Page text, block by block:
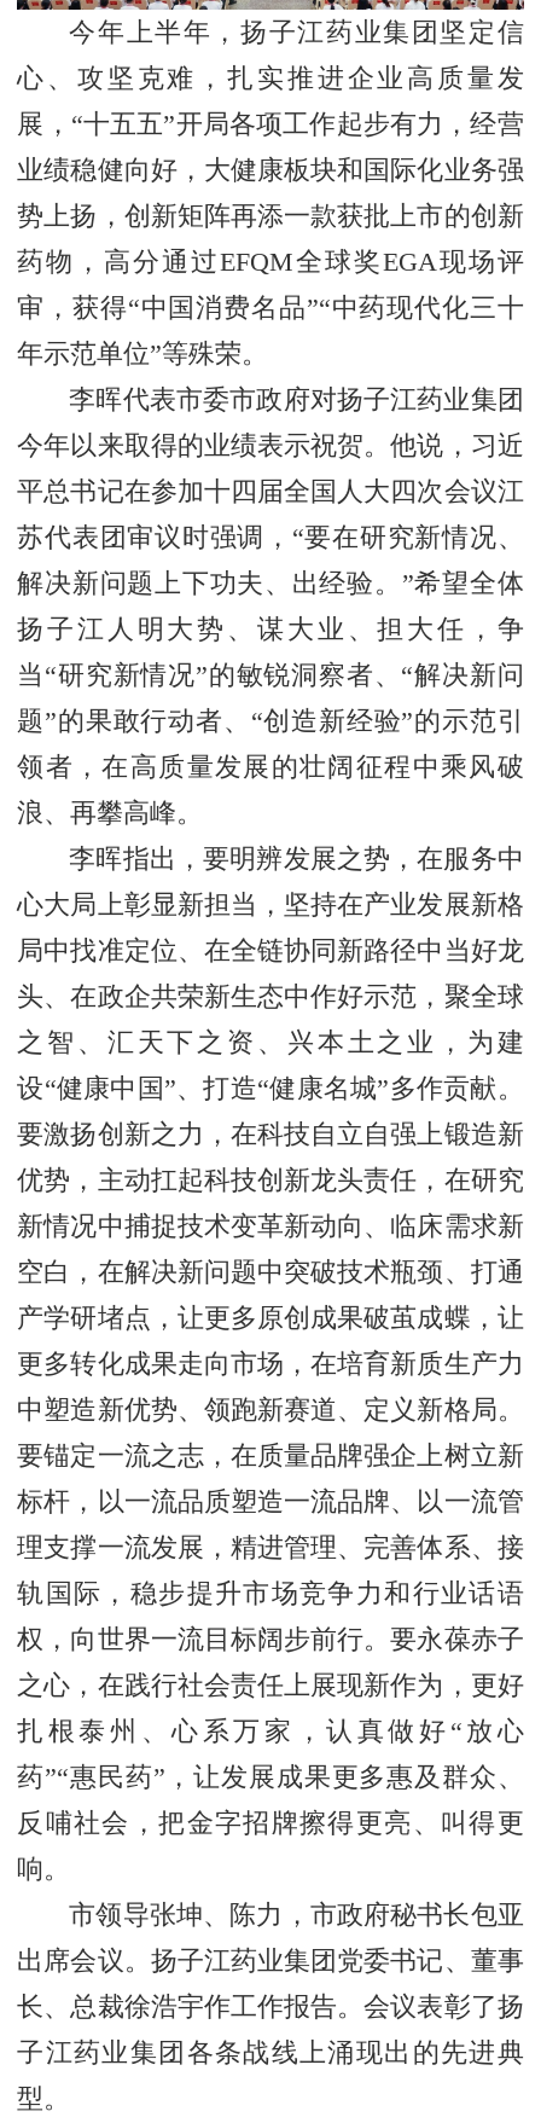
今年上半年，扬子江药业集团坚定信
心、攻坚克难，扎实推进企业高质量发
展，“十五五”开局各项工作起步有力，经营
业绩稳健向好，大健康板块和国际化业务强
势上扬，创新矩阵再添一款获批上市的创新
药物，高分通过EFQM全球奖EGA现场评
审，获得“中国消费名品”“中药现代化三十
年示范单位”等殊荣。
李晖代表市委市政府对扬子江药业集团
今年以来取得的业绩表示祝贺。他说，习近
平总书记在参加十四届全国人大四次会议江
苏代表团审议时强调，“要在研究新情况、
解决新问题上下功夫、出经验。”希望全体
扬子江人明大势、谋大业、担大任，争
当“研究新情况”的敏锐洞察者、“解决新问
题”的果敢行动者、“创造新经验”的示范引
领者，在高质量发展的壮阔征程中乘风破
浪、再攀高峰。
李晖指出，要明辨发展之势，在服务中
心大局上彰显新担当，坚持在产业发展新格
局中找准定位、在全链协同新路径中当好龙
头、在政企共荣新生态中作好示范，聚全球
之智、汇天下之资、兴本土之业，为建
设“健康中国”、打造“健康名城”多作贡献。
要激扬创新之力，在科技自立自强上锻造新
优势，主动扛起科技创新龙头责任，在研究
新情况中捕捉技术变革新动向、临床需求新
空白，在解决新问题中突破技术瓶颈、打通
产学研堵点，让更多原创成果破茧成蝶，让
更多转化成果走向市场，在培育新质生产力
中塑造新优势、领跑新赛道、定义新格局。
要锚定一流之志，在质量品牌强企上树立新
标杆，以一流品质塑造一流品牌、以一流管
理支撑一流发展，精进管理、完善体系、接
轨国际，稳步提升市场竞争力和行业话语
权，向世界一流目标阔步前行。要永葆赤子
之心，在践行社会责任上展现新作为，更好
扎根泰州、心系万家，认真做好“放心
药”“惠民药”，让发展成果更多惠及群众、
反哺社会，把金字招牌擦得更亮、叫得更
响。
市领导张坤、陈力，市政府秘书长包亚
出席会议。扬子江药业集团党委书记、董事
长、总裁徐浩宇作工作报告。会议表彰了扬
子江药业集团各条战线上涌现出的先进典
型。